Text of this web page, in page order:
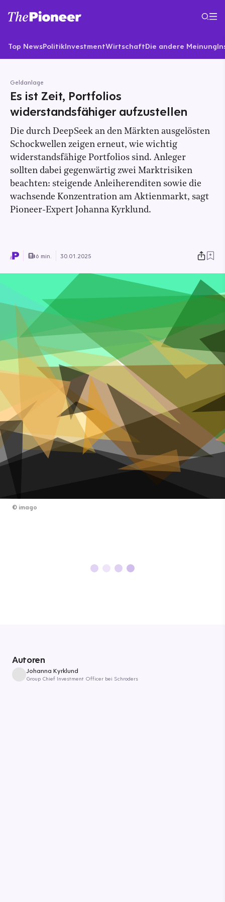
Top NewsPolitikInvestmentWirtschaftDie andere Meinung
Geldanlage
Es ist Zeit, Portfolios
widerstandsfähiger aufzustellen
Die durch DeepSeek an den Märkten ausgelösten
Schockwellen zeigen erneut, wie wichtig
widerstandsfähige Portfolios sind. Anleger
sollten dabei gegenwärtig zwei Marktrisiken
beachten: steigende Anleiherenditen sowie die
wachsende Konzentration am Aktienmarkt, sagt
Pioneer-Expert Johanna Kyrklund.
6 min. 30.01.2025
© imago
Autoren
Johanna Kyrklund
Group Chief Investment Officer bei Schroders